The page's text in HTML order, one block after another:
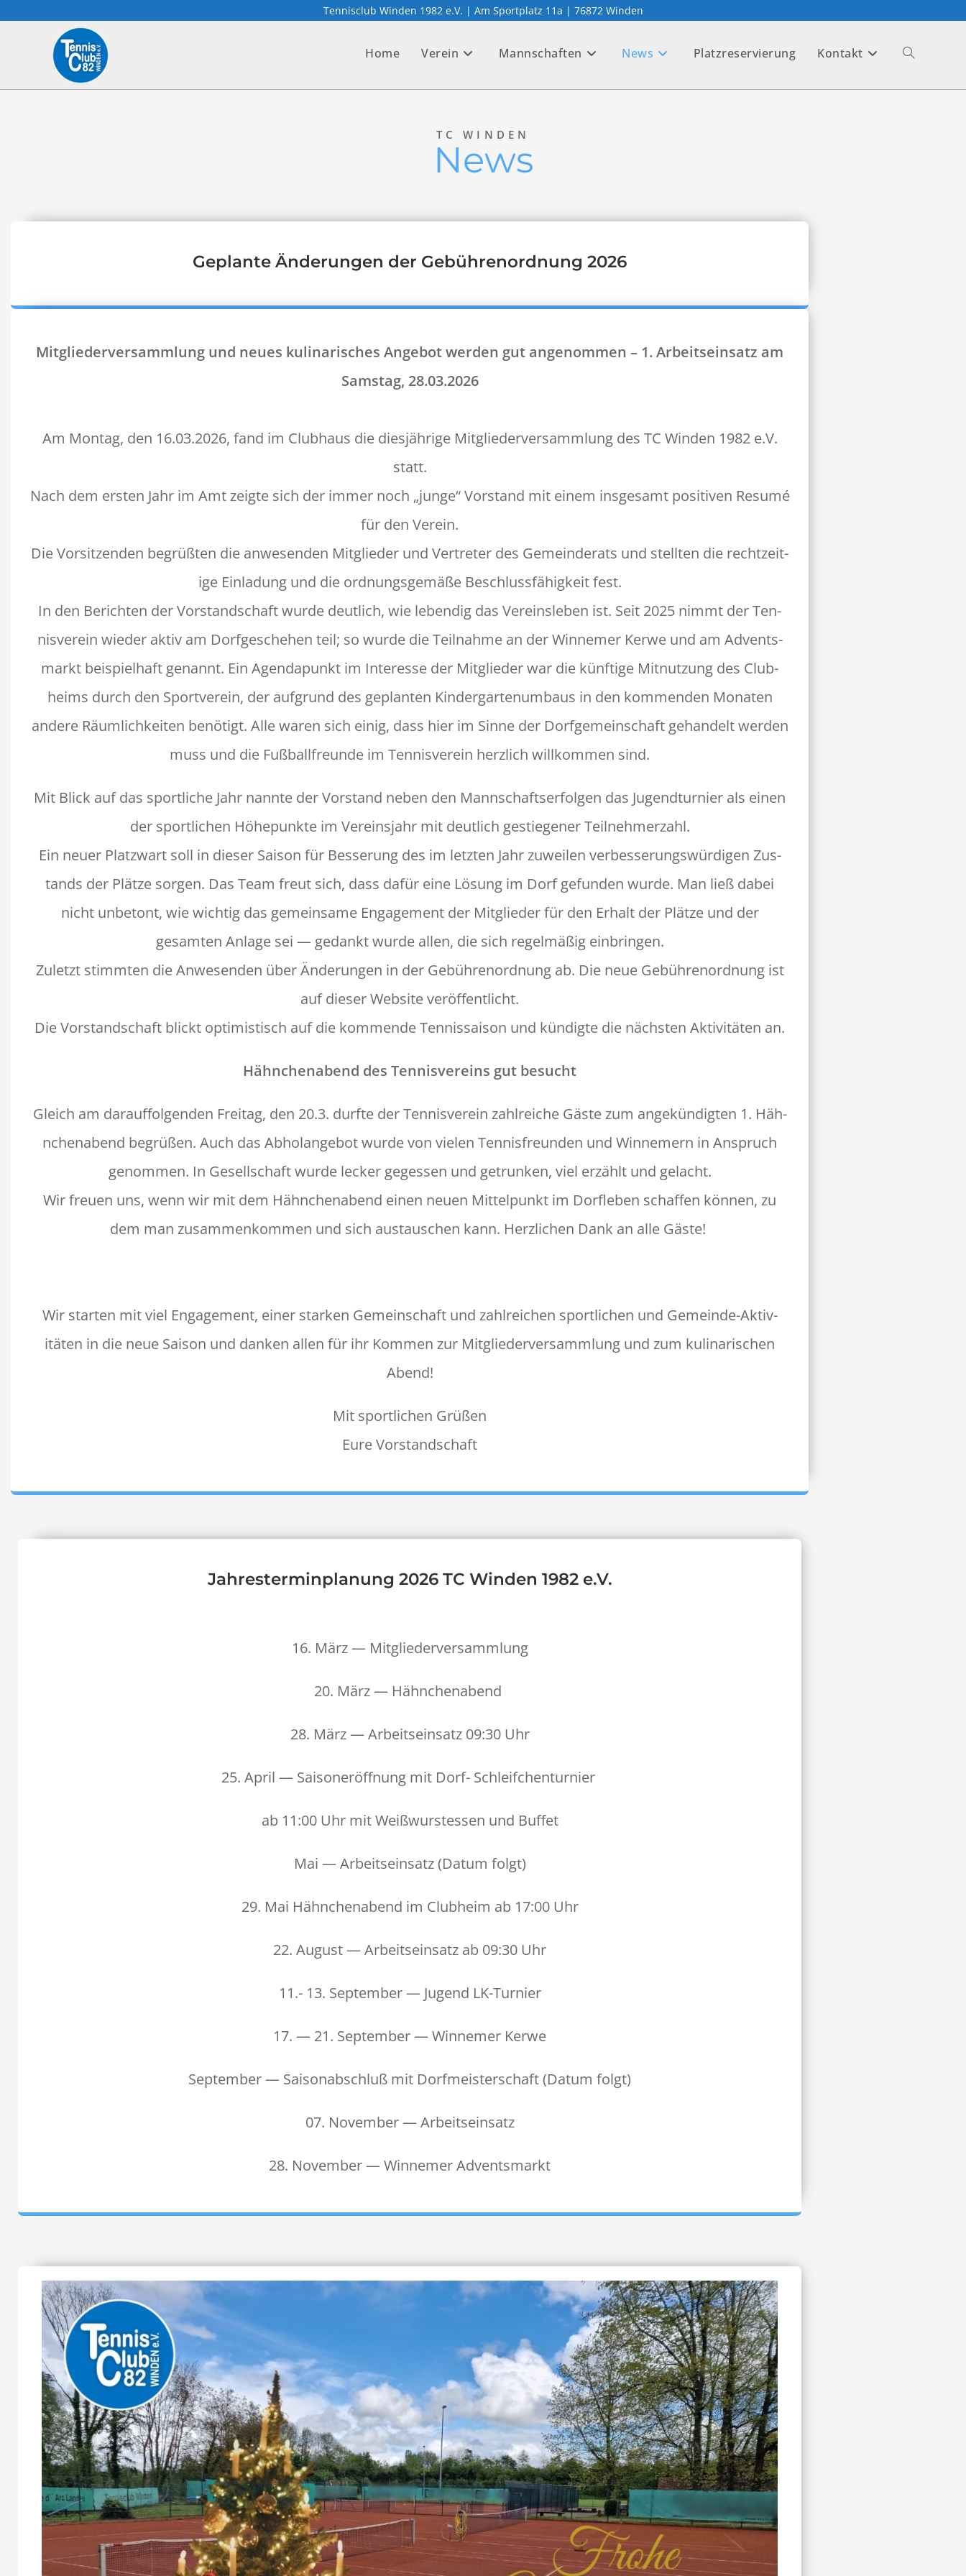
Tennisclub Winden 1982 e.V. | Am Sportplatz 11a | 76872 Winden
Home Verein Mannschaften News Platzreservierung Kontakt
TC WINDEN
News
Geplante Änderungen der Gebührenordnung 2026
Mit­gliederver­samm­lung und neues kuli­nar­isches Ange­bot wer­den gut angenom­men – 1. Arbeit­sein­satz am
Sam­stag, 28.03.2026
Am Mon­tag, den 16.03.2026, fand im Club­haus die diesjährige Mit­gliederver­samm­lung des TC Winden 1982 e.V.
statt.
Nach dem ersten Jahr im Amt zeigte sich der immer noch „junge“ Vor­stand mit einem ins­ge­samt pos­i­tiv­en Resumé
für den Vere­in.
Die Vor­sitzen­den begrüßten die anwe­senden Mit­glieder und Vertreter des Gemein­der­ats und stell­ten die rechtzeit­
ige Ein­ladung und die ord­nungs­gemäße Beschlussfähigkeit fest.
In den Bericht­en der Vor­stand­schaft wurde deut­lich, wie lebendig das Vere­insleben ist. Seit 2025 nimmt der Ten­
nisvere­in wieder aktiv am Dor­fgeschehen teil; so wurde die Teil­nahme an der Win­nemer Ker­we und am Advents­
markt beispiel­haft genan­nt. Ein Agen­da­punkt im Inter­esse der Mit­glieder war die kün­ftige Mit­nutzung des Club­
heims durch den Sportvere­in, der auf­grund des geplanten Kinder­gartenum­baus in den kom­menden Monat­en
andere Räum­lichkeit­en benötigt. Alle waren sich einig, dass hier im Sinne der Dor­fge­mein­schaft gehan­delt wer­den
muss und die Fußball­fre­unde im Ten­nisvere­in her­zlich willkom­men sind.
Mit Blick auf das sportliche Jahr nan­nte der Vor­stand neben den Mannschaft­ser­fol­gen das Jugend­turnier als einen
der sportlichen Höhep­unk­te im Vere­in­s­jahr mit deut­lich gestiegen­er Teil­nehmerzahl.
Ein neuer Platzwart soll in dieser Sai­son für Besserung des im let­zten Jahr zuweilen verbesserungswürdi­gen Zus­
tands der Plätze sor­gen. Das Team freut sich, dass dafür eine Lösung im Dorf gefun­den wurde. Man ließ dabei
nicht unbe­tont, wie wichtig das gemein­same Engage­ment der Mit­glieder für den Erhalt der Plätze und der
gesamten Anlage sei — gedankt wurde allen, die sich regelmäßig ein­brin­gen.
Zulet­zt stimmten die Anwe­senden über Änderun­gen in der Gebührenord­nung ab. Die neue Gebührenord­nung ist
auf dieser Web­site veröf­fentlicht.
Die Vor­stand­schaft blickt opti­mistisch auf die kom­mende Ten­nis­sai­son und kündigte die näch­sten Aktiv­itäten an.
Häh­nchen­abend des Ten­nisvere­ins gut besucht
Gle­ich am darauf­fol­gen­den Fre­itag, den 20.3. durfte der Ten­nisvere­in zahlre­iche Gäste zum angekündigten 1. Häh­
nchen­abend begrüßen. Auch das Abholange­bot wurde von vie­len Ten­n­is­fre­un­den und Win­nemern in Anspruch
genom­men. In Gesellschaft wurde leck­er gegessen und getrunk­en, viel erzählt und gelacht.
Wir freuen uns, wenn wir mit dem Häh­nchen­abend einen neuen Mit­telpunkt im Dor­fleben schaf­fen kön­nen, zu
dem man zusam­menkom­men und sich aus­tauschen kann. Her­zlichen Dank an alle Gäste!
Wir starten mit viel Engage­ment, ein­er starken Gemein­schaft und zahlre­ichen sportlichen und Gemeinde-Aktiv­
itäten in die neue Sai­son und danken allen für ihr Kom­men zur Mit­gliederver­samm­lung und zum kuli­nar­ischen
Abend!
Mit sportlichen Grüßen
Eure Vor­stand­schaft
Jahresterminplanung 2026 TC Winden 1982 e.V.
16. März — Mitgliederversammlung
20. März — Hähnchenabend
28. März — Arbeit­sein­satz 09:30 Uhr
25. April — Saison­eröff­nung mit Dorf- Schleifchenturnier
ab 11:00 Uhr mit Weißwurstessen und Buffet
Mai — Arbeit­sein­satz (Datum folgt)
29. Mai Häh­nchen­abend im Club­heim ab 17:00 Uhr
22. August — Arbeit­sein­satz ab 09:30 Uhr
11.- 13. Sep­tem­ber — Jugend LK-Turnier
17. — 21. Sep­tem­ber —Win­nemer Kerwe
Sep­tem­ber — Saison­ab­schluß mit Dorfmeis­ter­schaft (Datum folgt)
07. Novem­ber — Arbeitseinsatz
28. Novem­ber — Win­nemer Adventsmarkt